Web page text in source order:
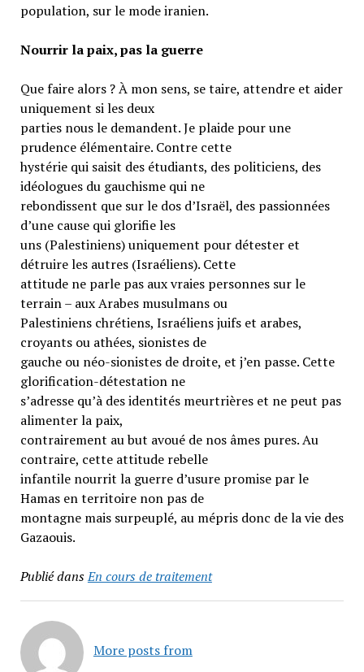
population, sur le mode iranien.
Nourrir la paix, pas la guerre
Que faire alors ? À mon sens, se taire, attendre et aider
uniquement si les deux
parties nous le demandent. Je plaide pour une
prudence élémentaire. Contre cette
hystérie qui saisit des étudiants, des politiciens, des
idéologues du gauchisme qui ne
rebondissent que sur le dos d’Israël, des passionnées
d’une cause qui glorifie les
uns (Palestiniens) uniquement pour détester et
détruire les autres (Israéliens). Cette
attitude ne parle pas aux vraies personnes sur le
terrain – aux Arabes musulmans ou
Palestiniens chrétiens, Israéliens juifs et arabes,
croyants ou athées, sionistes de
gauche ou néo-sionistes de droite, et j’en passe. Cette
glorification-détestation ne
s’adresse qu’à des identités meurtrières et ne peut pas
alimenter la paix,
contrairement au but avoué de nos âmes pures. Au
contraire, cette attitude rebelle
infantile nourrit la guerre d’usure promise par le
Hamas en territoire non pas de
montagne mais surpeuplé, au mépris donc de la vie des
Gazaouis.
Publié dansEn cours de traitement
More posts from